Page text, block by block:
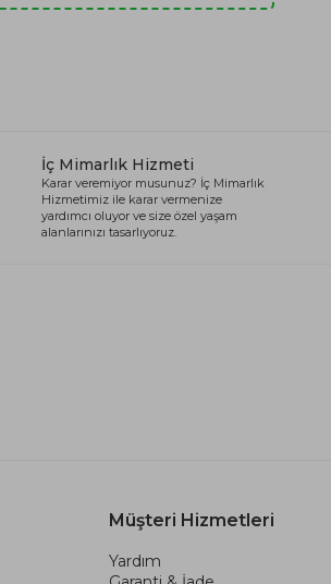
İç Mimarlık Hizmeti
Karar veremiyor musunuz? İç Mimarlık
Hizmetimiz ile karar vermenize
yardımcı oluyor ve size özel yaşam
alanlarınızı tasarlıyoruz.
Müşteri Hizmetleri
Yardım